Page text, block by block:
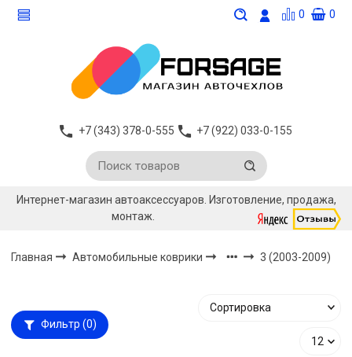
0 0
+7 (343) 378-0-555 +7 (922) 033-0-155
Интернет-магазин автоаксессуаров. Изготовление, продажа,
монтаж.
Главная Автомобильные коврики 3 (2003-2009)
Фильтр (0)